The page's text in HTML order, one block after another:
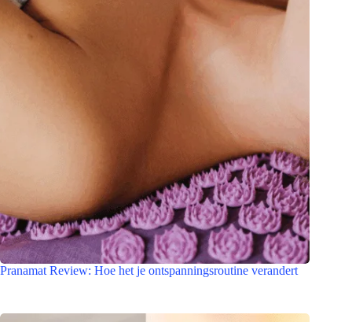
Pranamat Review: Hoe het je ontspanningsroutine verandert